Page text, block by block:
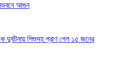
আগুন
দুর্ঘটনায় শিশুসহ প্রাণ গেল ১৫ জনের